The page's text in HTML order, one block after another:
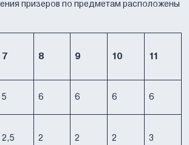
призеров по предметам расположены
7 8 9 10 11
5 6 6 6 6
2,5 2 2 2 3